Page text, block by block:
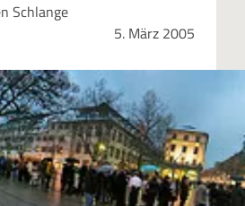
Schlange
5. März 2005